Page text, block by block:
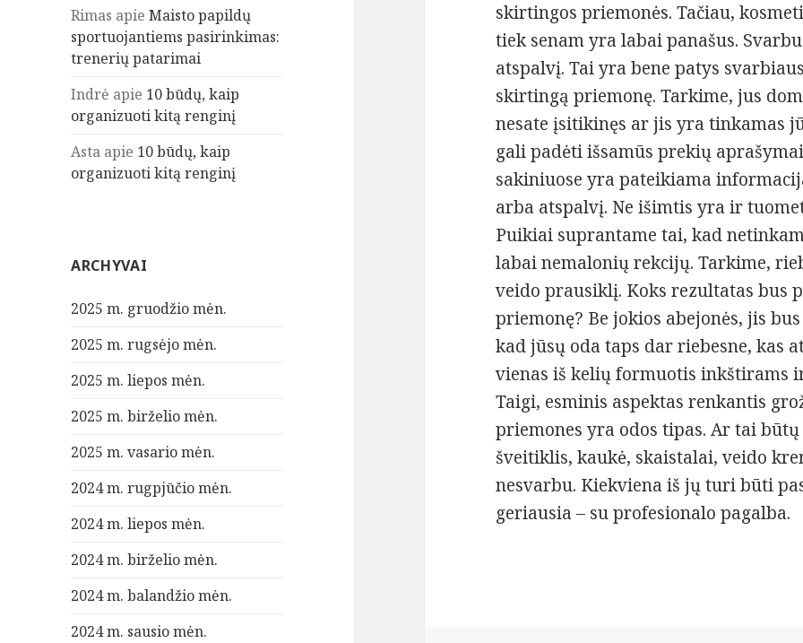
Rimas apieMaisto papildų
sportuojantiems pasirinkimas:
trenerių patarimai
Indrė apie 10 būdų, kaip
organizuoti kitą renginį
Asta apie 10 būdų, kaip
organizuoti kitą renginį
ARCHYVAI
2025 m. gruodžio mėn.
2025 m. rugsėjo mėn.
2025 m. liepos mėn.
2025 m. birželio mėn.
2025 m. vasario mėn.
2024 m. rugpjūčio mėn.
2024 m. liepos mėn.
2024 m. birželio mėn.
2024 m. balandžio mėn.
2024 m. sausio mėn.
skirtingos priemonės. Tačiau,
tiek senam yra labai panašus.
atspalvį. Tai yra bene patys
skirtingą priemonę. Tarkime, jus
nesate įsitikinęs ar jis yra tinkamas
gali padėti išsamūs prekių
sakiniuose yra pateikiama
arba atspalvį. Ne išimtis yra ir
Puikiai suprantame tai, kad
labai nemalonių rekcijų. Tarkime,
veido prausiklį. Koks rezultatas bus
priemonę? Be jokios abejonės, jis
kad jūsų oda taps dar riebesne, kas
vienas iš kelių formuotis inkštirams
Taigi, esminis aspektas renkantis
priemones yra odos tipas. Ar tai
šveitiklis, kaukė, skaistalai, veido
nesvarbu. Kiekviena iš jų turi būti
geriausia – su profesionalo pagalba.